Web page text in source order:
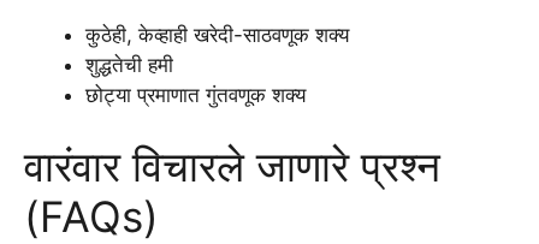
कुठेही, केव्हाही खरेदी-साठवणूक शक्य
शुद्धतेची हमी
छोट्या प्रमाणात गुंतवणूक शक्य
वारंवार विचारले जाणारे प्रश्न
(FAQs)